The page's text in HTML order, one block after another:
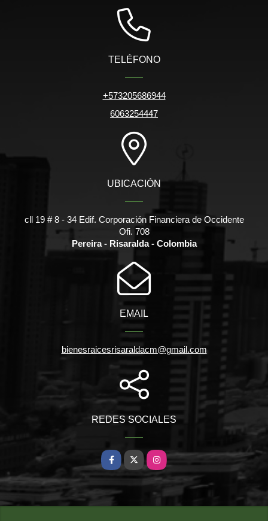
TELÉFONO
+573205686944
6063254447
UBICACIÓN
cll 19 # 8 - 34 Edif. Corporación Financiera de Occidente
Ofi. 708
Pereira - Risaralda - Colombia
EMAIL
bienesraicesrisaraldacm@gmail.com
REDES SOCIALES
Facebook
X Instagram